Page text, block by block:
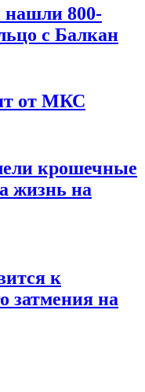
нашли 800-
с Балкан
от МКС
крошечные
жизнь на
к
затмения на